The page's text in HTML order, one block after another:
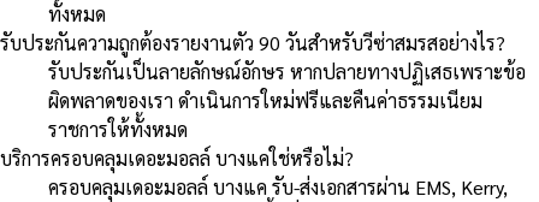
ทั้งหมด
รับประกันความถูกต้องรายงานตัว 90 วันสำหรับวีซ่าสมรสอย่างไร?
รับประกันเป็นลายลักษณ์อักษร หากปลายทางปฏิเสธเพราะข้อ
ผิดพลาดของเรา ดำเนินการใหม่ฟรีและคืนค่าธรรมเนียม
ราชการให้ทั้งหมด
บริการครอบคลุมเดอะมอลล์ บางแคใช่หรือไม่?
ครอบคลุมเดอะมอลล์ บางแค รับ-ส่งเอกสารผ่าน EMS, Kerry,